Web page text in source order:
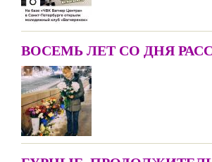
ВОСЕМЬ ЛЕТ СО ДНЯ